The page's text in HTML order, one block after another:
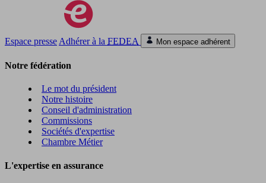
Espace presse Adhérer à la FEDEA Mon espace adhérent
Notre fédération
Le mot du président
Notre histoire
Conseil d'administration
Commissions
Sociétés d'expertise
Chambre Métier
L'expertise en assurance